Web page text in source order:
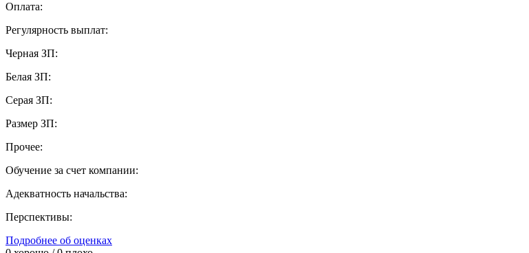
Оплата:
Регулярность выплат:
Черная ЗП:
Белая ЗП:
Серая ЗП:
Размер ЗП:
Прочее:
Обучение за счет компании:
Адекватность начальства:
Перспективы:
Подробнее об оценках